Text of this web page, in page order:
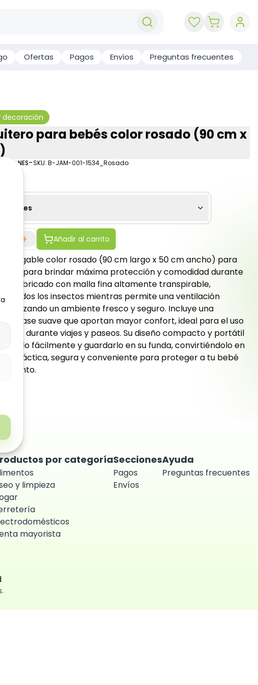
Ofertas Pagos Envíos Preguntas frecuentes
decoración
para bebés color rosado (90 cm x
-SKU: B-JAM-001-1534_Rosado
+ Añadir al carrito
plegable color rosado (90 cm largo x 50 cm ancho) para
para brindar máxima protección y comodidad durante
Fabricado con malla fina altamente transpirable,
los insectos mientras permite una ventilación
un ambiente fresco y seguro. Incluye una
y base suave que aportan mayor confort, ideal para el uso
casa o durante viajes y paseos. Su diseño compacto y portátil
fácilmente y guardarlo en su funda, convirtiéndolo en
práctica, segura y conveniente para proteger a tu bebé
por categoría
y limpieza
mayorista
Secciones
Pagos
Envíos
Ayuda
Preguntas frecuentes